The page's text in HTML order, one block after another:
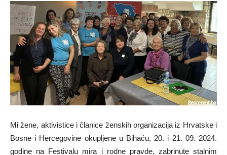
Mi žene, aktivistice i članice ženskih organizacija iz Hrvatske i
Bosne i Hercegovine okupljene u Bihaću, 20. i 21. 09. 2024.
godine na Festivalu mira i rodne pravde, zabrinute stalnim